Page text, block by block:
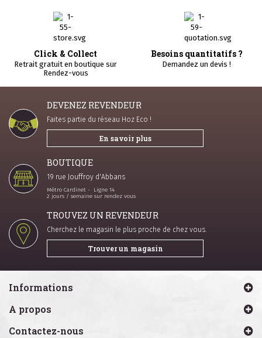
Click & Collect
Retrait gratuit en boutique sur
Rendez-vous
Besoins quantitatifs ?
Demandez un devis !
DEVENEZ REVENDEUR
Faites partie du réseau Hoz Eco !
En savoir plus
BOUTIQUE
19 rue Jouffroy d'Abbans
Métro Cardinet - Ligne 14
2 jours / semaine sur rendez vous
TROUVEZ UN REVENDEUR
Cherchez le magasin le plus proche de chez vous.
Trouver un magasin
Informations
A propos
Contactez-nous